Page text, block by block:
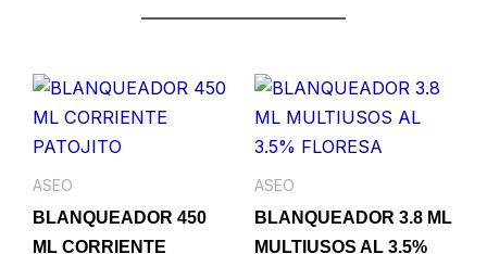
ASEO
BLANQUEADOR 450
ML CORRIENTE
ASEO
BLANQUEADOR 3.8 ML
MULTIUSOS AL 3.5%